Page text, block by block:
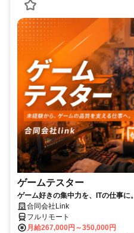
ゲームテスター
ゲーム好きの集中力を、ITの仕事に。
合同会社Link
フルリモート
月給267,000円～350,000円